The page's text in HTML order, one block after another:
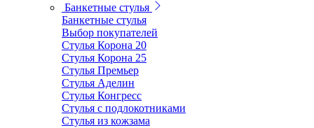
Банкетные стулья
Банкетные стулья
Выбор покупателей
Стулья Корона 20
Стулья Корона 25
Стулья Премьер
Стулья Аделин
Стулья Конгресс
Стулья с подлокотниками
Стулья из кожзама